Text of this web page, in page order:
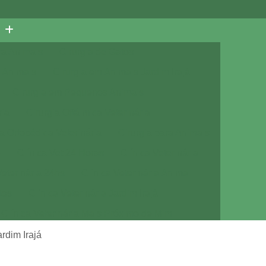
Clínica Veterinária Próximo de Mim
Irajá